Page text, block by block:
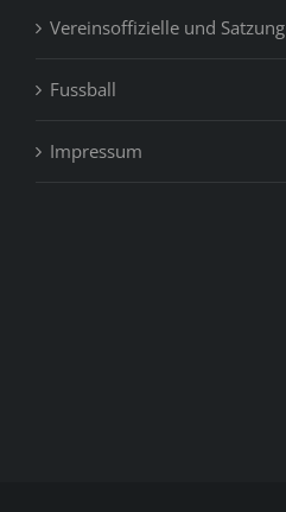
Vereinsoffizielle und Satzung
Fussball
Impressum